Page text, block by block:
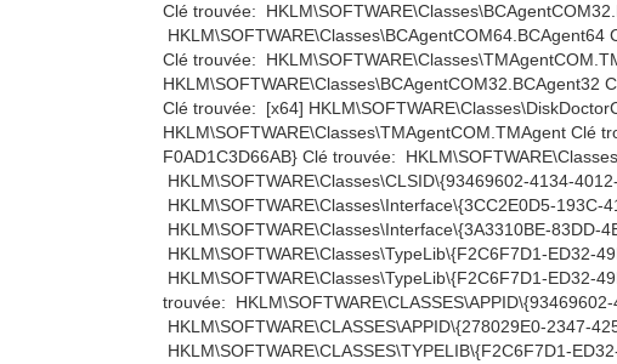
Clé trouvée:
Clé trouvée:
Clé trouvée: [x64]
HKLM\SOFTWARE\Classes\TMAgentCOM.TMAgent Clé
F0AD1C3D66AB} Clé trouvée:
HKLM\SOFTWARE\Classes\CLSID\{93469602-4134-
HKLM\SOFTWARE\Classes\Interface\{3CC2E0D5-193C-
HKLM\SOFTWARE\Classes\Interface\{3A3310BE-83DD-
HKLM\SOFTWARE\Classes\TypeLib\{F2C6F7D1-ED32-
HKLM\SOFTWARE\Classes\TypeLib\{F2C6F7D1-ED32-
trouvée:
HKLM\SOFTWARE\CLASSES\APPID\{278029E0-2347-
HKLM\SOFTWARE\CLASSES\TYPELIB\{F2C6F7D1-